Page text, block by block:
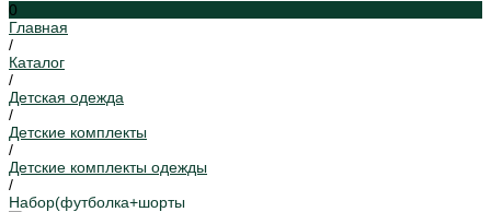
0
Главная
/
Каталог
/
Детская одежда
/
Детские комплекты
/
Детские комплекты одежды
/
Набор(футболка+шорты